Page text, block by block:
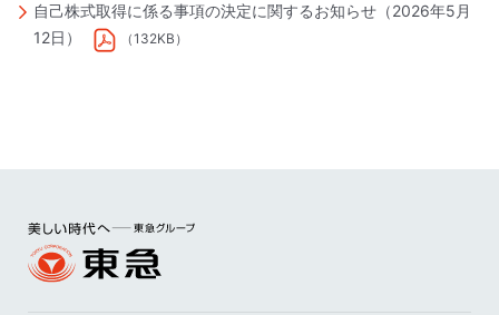
自己株式取得に係る事項の決定に関するお知らせ（2026年5月
12日）
（132KB）